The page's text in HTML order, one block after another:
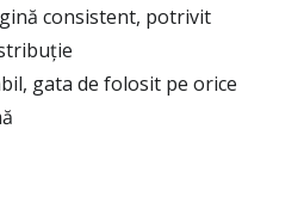
consistent, potrivit
gata de folosit pe orice